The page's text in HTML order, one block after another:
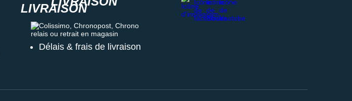
Colissimo, Chronopost, Chrono relais ou retrait en magasin
Délais & frais de livraison